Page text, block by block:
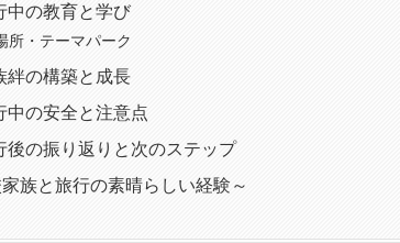
中の教育と学び
所・テーマパーク
絆の構築と成長
中の安全と注意点
後の振り返りと次のステップ
族と旅行の素晴らしい経験～